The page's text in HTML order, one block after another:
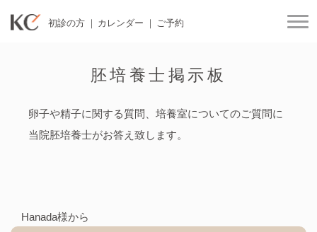
初診の方 カレンダー ご予約
胚培養士掲示板
卵子や精子に関する質問、培養室についてのご質問に
当院胚培養士がお答え致します。
Hanada様から